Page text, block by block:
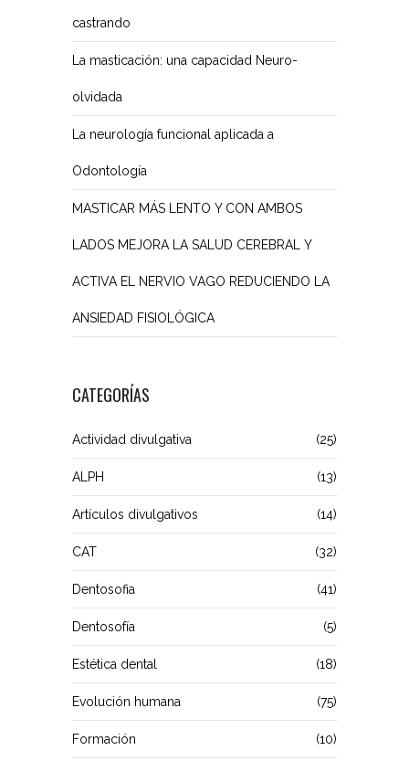
castrando
La masticación: una capacidad Neuro-
olvidada
La neurología funcional aplicada a
Odontología
MASTICAR MÁS LENTO Y CON AMBOS
LADOS MEJORA LA SALUD CEREBRAL Y
ACTIVA EL NERVIO VAGO REDUCIENDO LA
ANSIEDAD FISIOLÓGICA
CATEGORÍAS
Actividad divulgativa (25)
ALPH (13)
Artículos divulgativos (14)
CAT (32)
Dentosofia (41)
Dentosofía (5)
Estética dental (18)
Evolución humana (75)
Formación (10)